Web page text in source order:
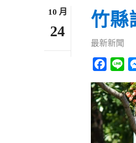
10 月
24
竹縣
最新新聞